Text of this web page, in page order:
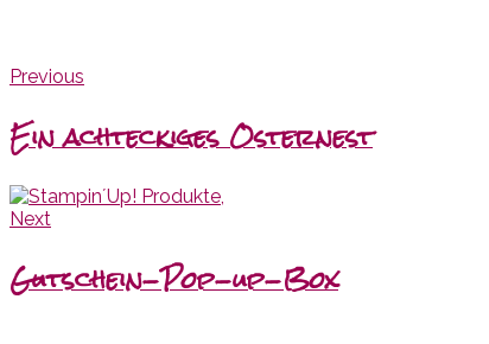
Previous
Ein achteckiges Osternest
Next
Gutschein-Pop-up-Box